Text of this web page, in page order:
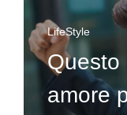
LifeStyle
Questo
amore